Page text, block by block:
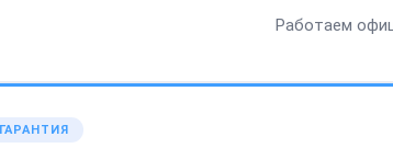
Работаем